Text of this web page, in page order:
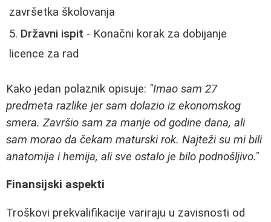
završetka školovanja
Državni ispit - Konačni korak za dobijanje
licence za rad
Kako jedan polaznik opisuje: "Imao sam 27
predmeta razlike jer sam dolazio iz ekonomskog
smera. Završio sam za manje od godine dana, ali
sam morao da čekam maturski rok. Najteži su mi bili
anatomija i hemija, ali sve ostalo je bilo podnošljivo."
Finansijski aspekti
Troškovi prekvalifikacije variraju u zavisnosti od